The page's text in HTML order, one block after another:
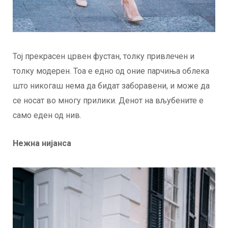
Тој прекрасен црвен фустан, толку привлечен и
толку модерен. Тоа е едно од оние парчиња облека
што никогаш нема да бидат заборавени, и може да
се носат во многу прилики. Денот на вљубените е
само еден од нив.
Нежна нијанса